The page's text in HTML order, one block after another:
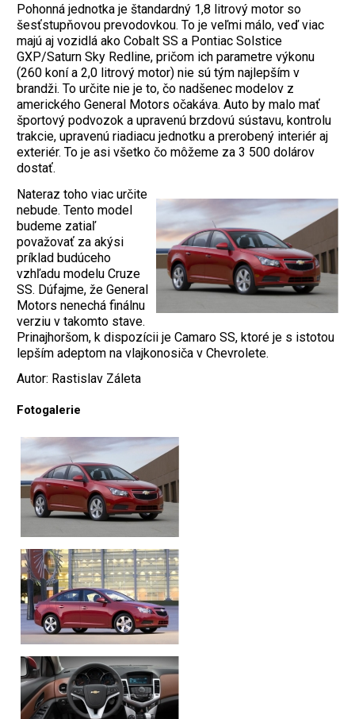
Pohonná jednotka je štandardný 1,8 litrový motor so
šesťstupňovou prevodovkou. To je veľmi málo, veď viac
majú aj vozidlá ako Cobalt SS a Pontiac Solstice
GXP/Saturn Sky Redline, pričom ich parametre výkonu
(260 koní a 2,0 litrový motor) nie sú tým najlepším v
brandži. To určite nie je to, čo nadšenec modelov z
amerického General Motors očakáva. Auto by malo mať
športový podvozok a upravenú brzdovú sústavu, kontrolu
trakcie, upravenú riadiacu jednotku a prerobený interiér aj
exteriér. To je asi všetko čo môžeme za 3 500 dolárov
dostať.
Nateraz toho viac určite
nebude. Tento model
budeme zatiaľ
považovať za akýsi
príklad budúceho
vzhľadu modelu Cruze
SS. Dúfajme, že General
Motors nenechá finálnu
verziu v takomto stave.
Prinajhoršom, k dispozícii je Camaro SS, ktoré je s istotou
lepším adeptom na vlajkonosiča v Chevrolete.
Autor: Rastislav Záleta
Fotogalerie